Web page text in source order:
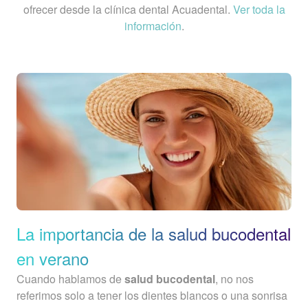
ofrecer desde la clínica dental Acuadental. Ver toda la
información.
La importancia de la salud bucodental
en verano
Cuando hablamos de salud bucodental, no nos
referimos solo a tener los dientes blancos o una sonrisa